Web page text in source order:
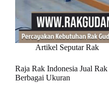
Artikel Seputar Rak
Raja Rak Indonesia Jual
Berbagai Ukuran